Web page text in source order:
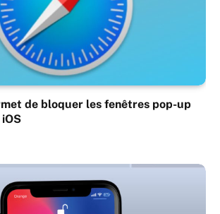
de bloquer les fenêtres pop-up